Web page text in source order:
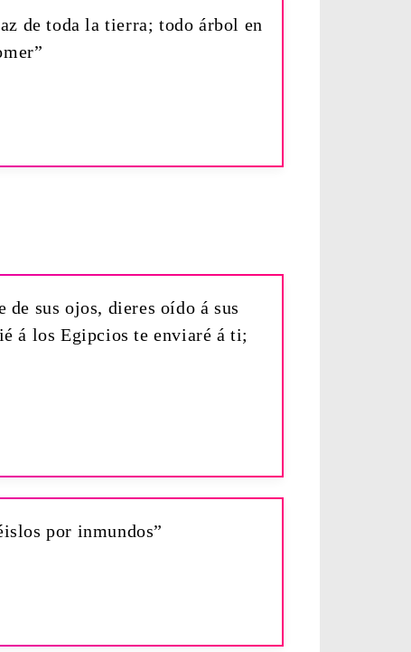
de toda la tierra; todo árbol en
sus ojos, dieres oído á sus
á los Egipcios te enviaré á ti;
por inmundos”